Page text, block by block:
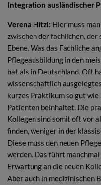
Integration ausländischer
Verena Hitzl: Hier muss
zwischen der fachlichen,
Ebene. Was das Fachliche
Pflegeausbildung in den
hat als in Deutschland. Oft
wissenschaftlich
kurzes Praktikum so gut
Patienten beinhaltet. Die
Kollegen sind somit oft vor
finden, weniger in der
Diese muss den neuen
werden. Das führt
Erwartung an die neuen
Aber auch in medizinischen